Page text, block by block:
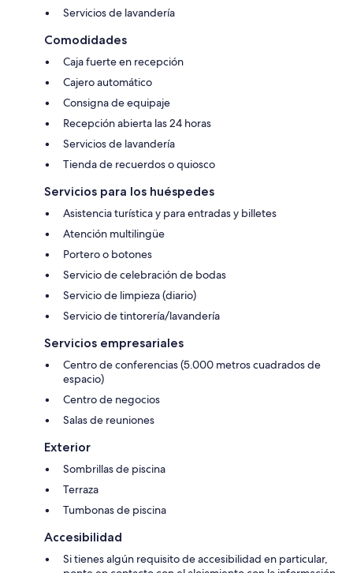
Servicios de lavandería
Comodidades
Caja fuerte en recepción
Cajero automático
Consigna de equipaje
Recepción abierta las 24 horas
Servicios de lavandería
Tienda de recuerdos o quiosco
Servicios para los huéspedes
Asistencia turística y para entradas y billetes
Atención multilingüe
Portero o botones
Servicio de celebración de bodas
Servicio de limpieza (diario)
Servicio de tintorería/lavandería
Servicios empresariales
Centro de conferencias (5.000 metros cuadrados de
espacio)
Centro de negocios
Salas de reuniones
Exterior
Sombrillas de piscina
Terraza
Tumbonas de piscina
Accesibilidad
Si tienes algún requisito de accesibilidad en particular,